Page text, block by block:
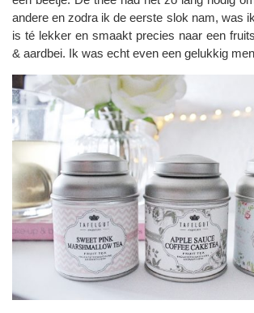
andere en zodra ik de eerste slok nam, was
is té lekker en smaakt precies naar een
& aardbei. Ik was echt even een gelukkig